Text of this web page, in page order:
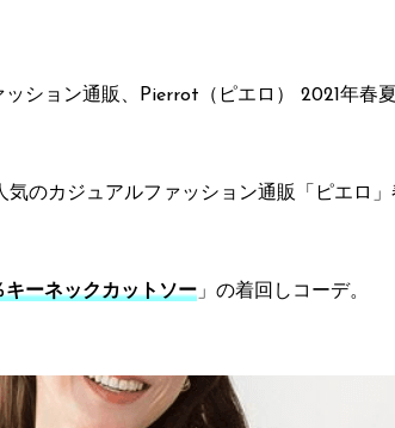
ション通販、Pierrot（ピエロ） 2021年春夏
のカジュアルファッション通販「ピエロ」
キーネックカットソー」の着回しコーデ。